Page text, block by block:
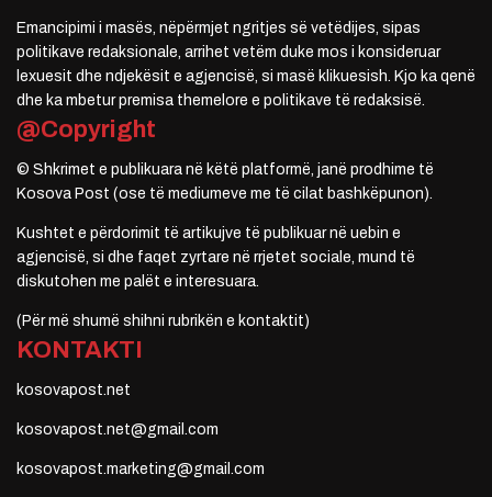
Emancipimi i masës, nëpërmjet ngritjes së vetëdijes, sipas
politikave redaksionale, arrihet vetëm duke mos i konsideruar
lexuesit dhe ndjekësit e agjencisë, si masë klikuesish. Kjo ka qenë
dhe ka mbetur premisa themelore e politikave të redaksisë.
@Copyright
© Shkrimet e publikuara në këtë platformë, janë prodhime të
Kosova Post (ose të mediumeve me të cilat bashkëpunon).
Kushtet e përdorimit të artikujve të publikuar në uebin e
agjencisë, si dhe faqet zyrtare në rrjetet sociale, mund të
diskutohen me palët e interesuara.
(Për më shumë shihni rubrikën e kontaktit)
KONTAKTI
kosovapost.net
kosovapost.net@gmail.com
kosovapost.marketing@gmail.com